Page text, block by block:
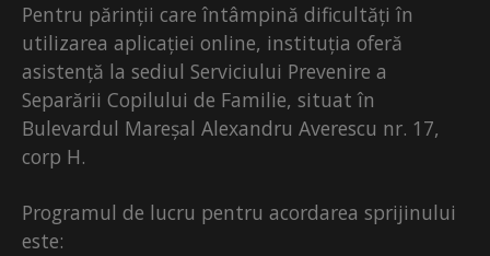
Pentru părinții care întâmpină dificultăți în
utilizarea aplicației online, instituția oferă
asistență la sediul Serviciului Prevenire a
Separării Copilului de Familie, situat în
Bulevardul Mareșal Alexandru Averescu nr. 17,
corp H.
Programul de lucru pentru acordarea sprijinului
este: